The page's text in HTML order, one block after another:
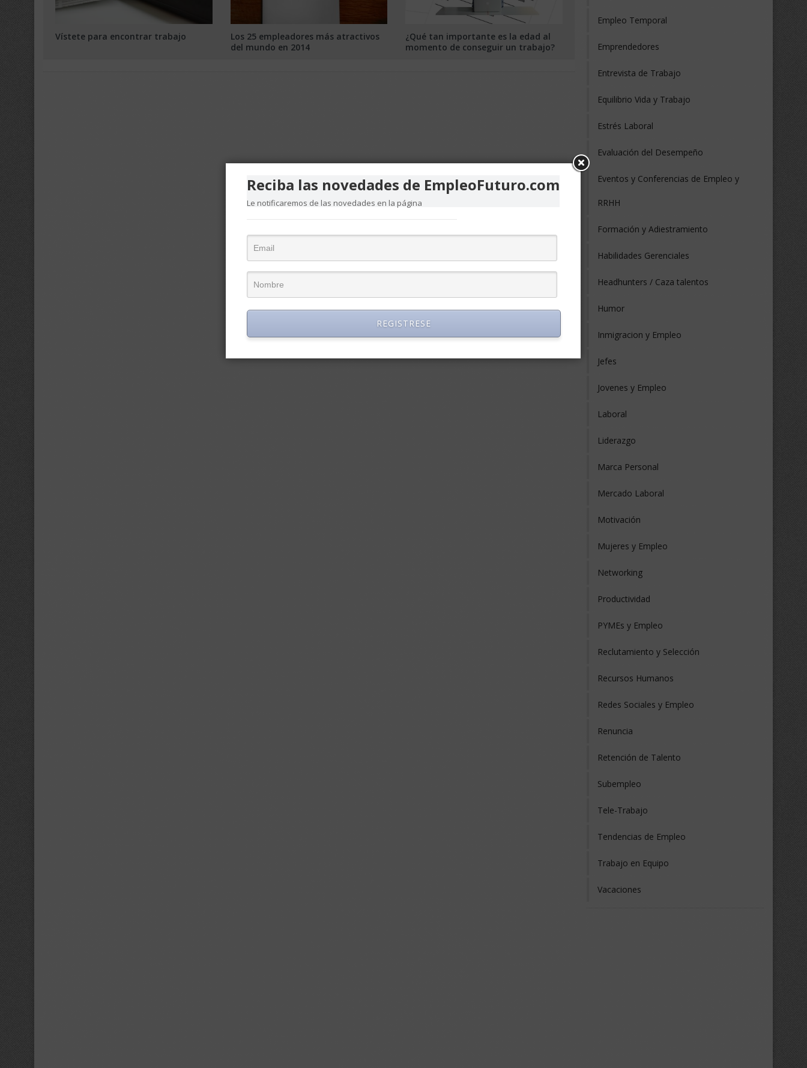
Vístete para encontrar trabajo
Los 25 empleadores más atractivos
del mundo en 2014
¿Qué tan importante es la edad al
momento de conseguir un trabajo?
Empleo Temporal
Emprendedores
Entrevista de Trabajo
Equilibrio Vida y Trabajo
Estrés Laboral
Evaluación del Desempeño
Eventos y Conferencias de Empleo y
RRHH
Formación y Adiestramiento
Habilidades Gerenciales
Headhunters / Caza talentos
Humor
Inmigracion y Empleo
Jefes
Jovenes y Empleo
Laboral
Liderazgo
Marca Personal
Mercado Laboral
Motivación
Mujeres y Empleo
Networking
Productividad
PYMEs y Empleo
Reclutamiento y Selección
Recursos Humanos
Redes Sociales y Empleo
Renuncia
Retención de Talento
Subempleo
Tele-Trabajo
Tendencias de Empleo
Trabajo en Equipo
Vacaciones
Reciba las novedades de EmpleoFuturo.com
Le notificaremos de las novedades en la página
REGISTRESE